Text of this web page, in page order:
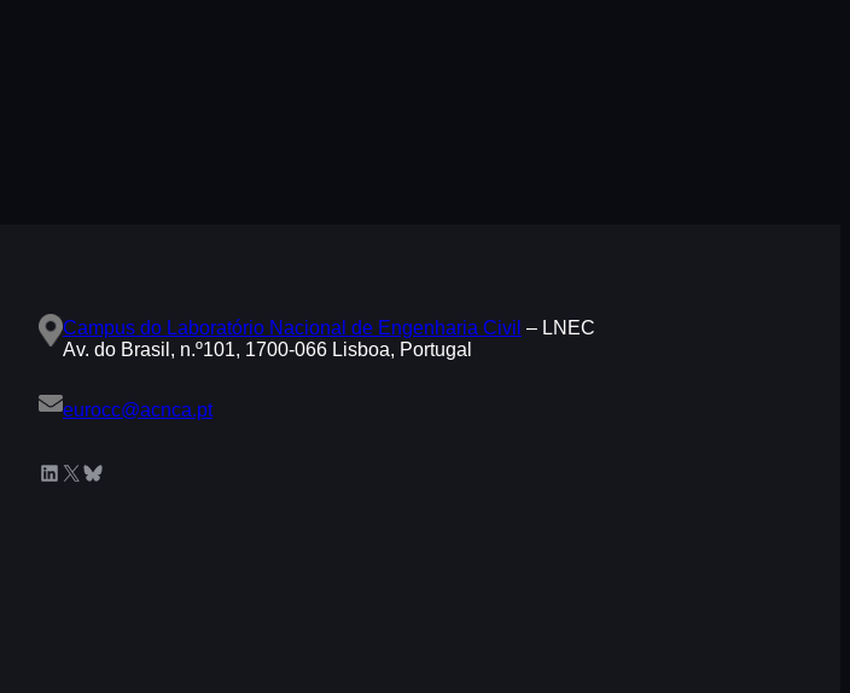
Campus do Laboratório Nacional de Engenharia Civil – LNEC
Av. do Brasil, n.º101, 1700-066 Lisboa, Portugal
eurocc@acnca.pt
LinkedIn X Bluesky